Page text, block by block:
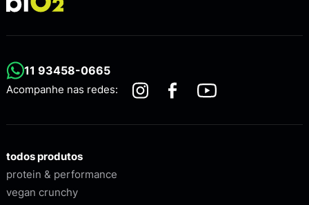
11 93458-0665
Acompanhe nas redes:
todos produtos
protein & performance
vegan crunchy